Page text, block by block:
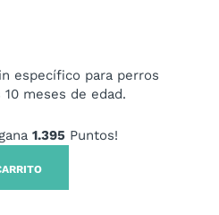
específico para perros
meses de edad.
1.395 Puntos!